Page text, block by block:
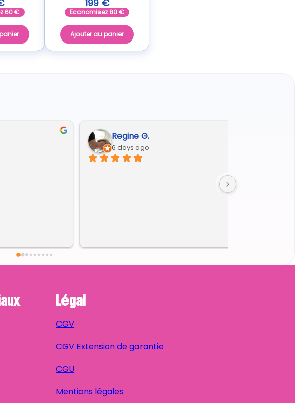
60€
199 €
Economisez 80€
Ajouter au panier
Regine G.
6 days ago
Légal
CGV
CGV Extension de garantie
CGU
Mentions légales